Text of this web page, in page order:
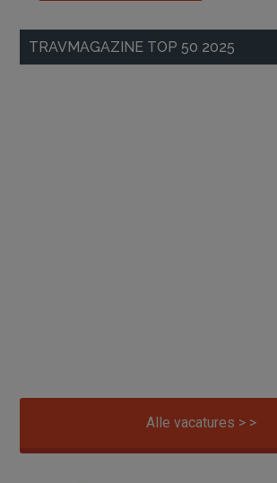
TRAVMAGAZINE TOP 50 2025
Alle vacatures > >